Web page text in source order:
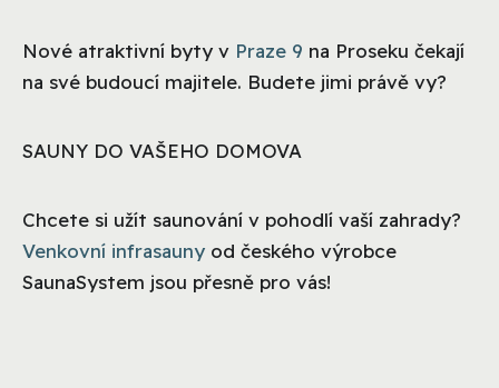
Nové atraktivní byty v Praze 9 na Proseku čekají
na své budoucí majitele. Budete jimi právě vy?
SAUNY DO VAŠEHO DOMOVA
Chcete si užít saunování v pohodlí vaší zahrady?
Venkovní infrasauny od českého výrobce
SaunaSystem jsou přesně pro vás!